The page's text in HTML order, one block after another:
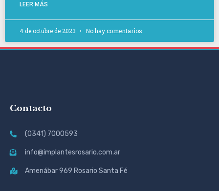
LEER MÁS
4 de octubre de 2023 No hay comentarios
Contacto
(0341) 7000593
info@implantesrosario.com.ar
Amenábar 969 Rosario Santa Fé